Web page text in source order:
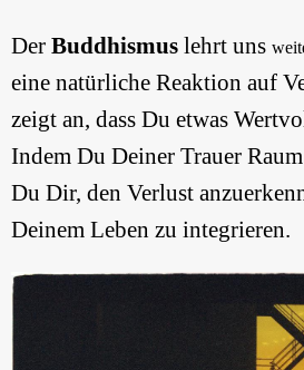
Der Buddhismus lehrt uns
eine natürliche Reaktion auf
zeigt an, dass Du etwas
Indem Du Deiner Trauer
Du Dir, den Verlust
Deinem Leben zu integrieren.